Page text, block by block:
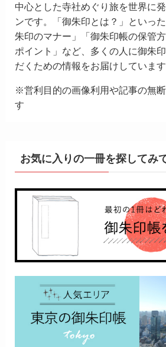
中心とした寺社めぐり旅を世界に
ンです。「御朱印とは？」といっ
朱印のマナー」「御朱印帳の保管
ポイント」など、多くの人に御朱
だくための情報をお届けしています
※営利目的の画像利用や記事の無
す
お気に入りの一冊を探してみ